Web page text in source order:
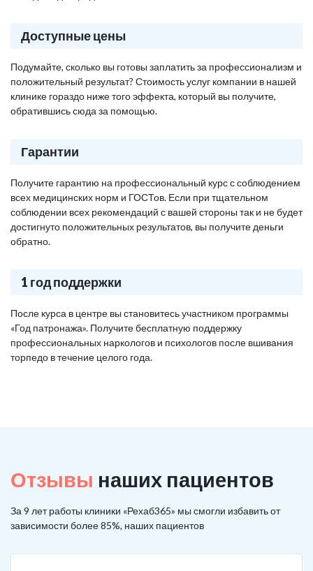
Доступные цены
Подумайте, сколько вы готовы заплатить за профессионализм и
положительный результат? Стоимость услуг компании в нашей
клинике гораздо ниже того эффекта, который вы получите,
обратившись сюда за помощью.
Гарантии
Получите гарантию на профессиональный курс с соблюдением
всех медицинских норм и ГОСТов. Если при тщательном
соблюдении всех рекомендаций с вашей стороны так и не будет
достигнуто положительных результатов, вы получите деньги
обратно.
1 год поддержки
После курса в центре вы становитесь участником программы
«Год патронажа». Получите бесплатную поддержку
профессиональных наркологов и психологов после вшивания
торпедо в течение целого года.
Отзывы наших пациентов
За 9 лет работы клиники «Рехаб365» мы смогли избавить от
зависимости более 85%, наших пациентов